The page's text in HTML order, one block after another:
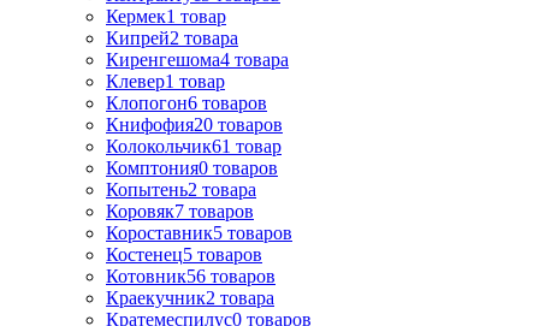
Кермек1 товар
Кипрей2 товара
Киренгешома4 товара
Клевер1 товар
Клопогон6 товаров
Книфофия20 товаров
Колокольчик61 товар
Комптония0 товаров
Копытень2 товара
Коровяк7 товаров
Короставник5 товаров
Костенец5 товаров
Котовник56 товаров
Краекучник2 товара
Кратемеспилус0 товаров